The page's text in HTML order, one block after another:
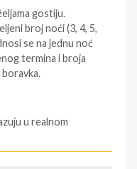
gostiju.
broj noći (3, 4, 5,
se na jednu noć
termina i broja
u realnom